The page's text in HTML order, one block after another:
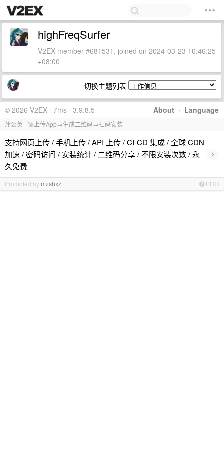
highFreqSurfer
V2EX member #681531, joined on 2024-03-23 10:46:25
+08:00
切换主题列表
About · Language
© 2026 V2EX · 7ms · 3.9.8.5
蒲公英 - 🚀上传App→生成二维码→扫码安装
支持网页上传 / 手机上传 / API 上传 / CI-CD 集成 / 全球 CDN
加速 / 密码访问 / 安装统计 / 二维码分享 / 不限安装次数 / 永
久免费
›
Promoted by mzshxz PRO